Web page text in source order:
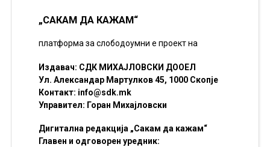
„САКАМ ДА КАЖАМ“
платформа за слободоумни е проект на
Издавач: СДК МИХАЈЛОВСКИ ДООЕЛ
Ул. Александар Мартулков 45, 1000 Скопје
Контакт: info@sdk.mk
Управител: Горан Михајловски
Дигитална редакција „Сакам да кажам“
Главен и одговорен уредник: